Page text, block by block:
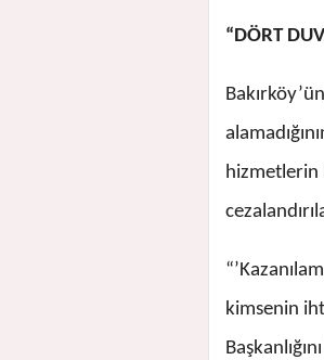
“DÖRT
hizmetlerin
kimsenin